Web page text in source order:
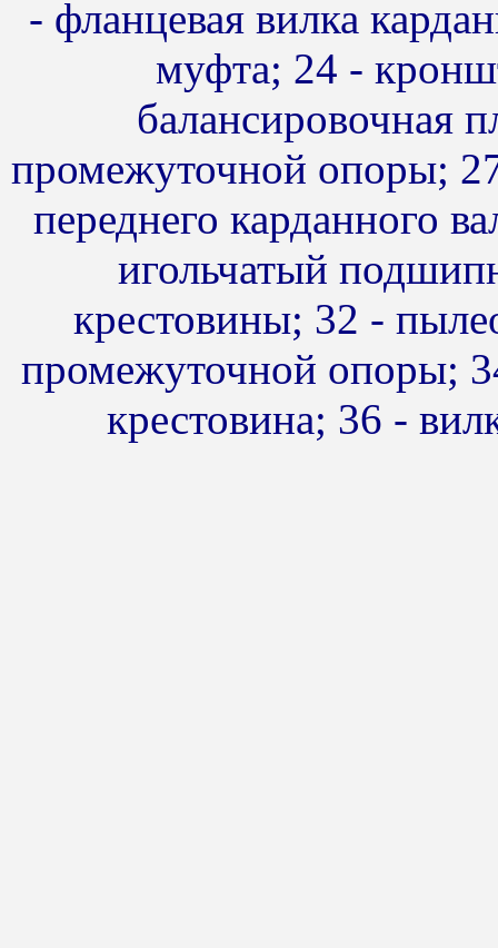
- фланцевая вилка
муфта; 24 -
балансировочная
промежуточной опоры;
переднего карданного
игольчатый
крестовины; 32 -
промежуточной опоры;
крестовина; 36 -